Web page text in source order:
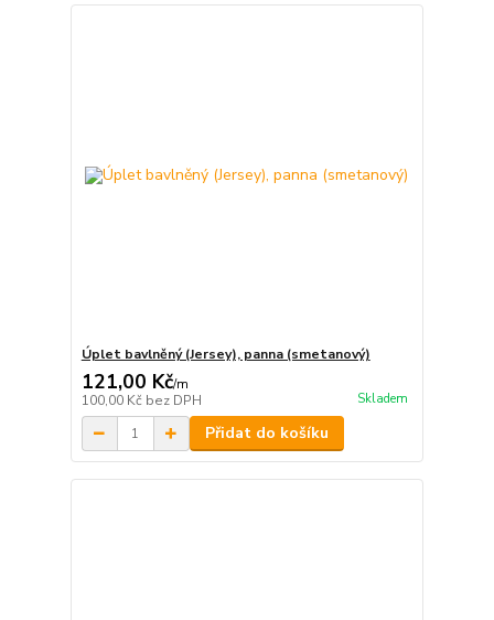
Úplet bavlněný (Jersey), panna (smetanový)
121,00 Kč/m
100,00 Kč bez DPH Skladem
Přidat do košíku